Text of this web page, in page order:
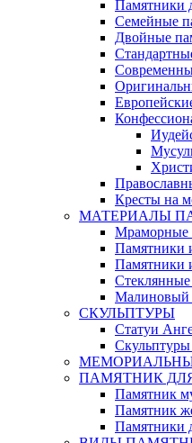
Памятники
Семейные
Двойные
Кресты на
МАТЕРИАЛЫ
Мраморные
Памятники
Памятники
Малиновый
СКУЛЬПТУРЫ
Статуи
Скульптуры
ПАМЯТНИК
Памятник
Памятник
Памятники